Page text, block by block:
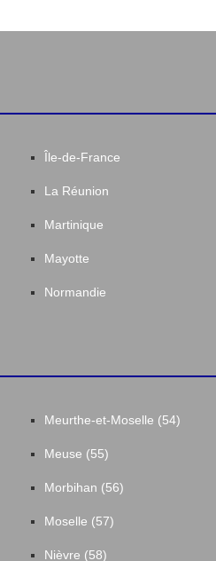
Île-de-France
La Réunion
Martinique
Mayotte
Normandie
Meurthe-et-Moselle (54)
Meuse (55)
Morbihan (56)
Moselle (57)
Nièvre (58)